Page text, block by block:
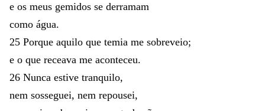
e os meus gemidos se derramam
como água.
25 Porque aquilo que temia me sobreveio;
e o que receava me aconteceu.
26 Nunca estive tranquilo,
nem sosseguei, nem repousei,